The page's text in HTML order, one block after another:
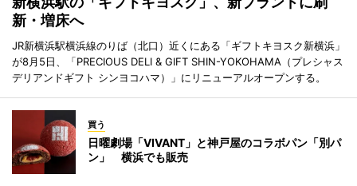
新・増床へ
JR新横浜駅横浜線のりば（北口）近くにある「ギフトキヨスク新横浜」
が8月5日、「PRECIOUS DELI & GIFT SHIN-YOKOHAMA（プレシャス
デリアンドギフト シンヨコハマ）」にリニューアルオープンする。
買う
日曜劇場「VIVANT」と神戸屋のコラボパン「別パ
ン」 横浜でも販売